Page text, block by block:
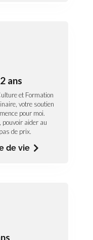
ans
et Formation
votre soutien
pour moi.
pouvoir aider au
de prix.
de vie
d’auxiliaire de
et
extraordinaire,
vie commence
pouvoir
de prix.
de vie
auxiliaire